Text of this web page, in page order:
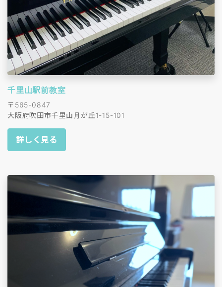
千里山駅前教室
〒565-0847
大阪府吹田市千里山月が丘1-15-101
詳しく見る